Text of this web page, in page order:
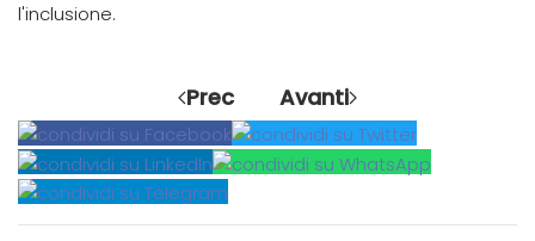
l'inclusione.
Prec Avanti